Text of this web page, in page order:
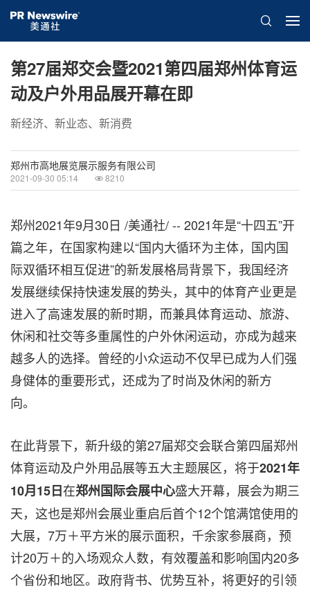
第27届郑交会暨2021第四届郑州体育运
动及户外用品展开幕在即
新经济、新业态、新消费
郑州市高地展览展示服务有限公司
2021-09-30 05:14 8210
郑州2021年9月30日 /美通社/ -- 2021年是“十四五”开
篇之年，在国家构建以“国内大循环为主体，国内国
际双循环相互促进”的新发展格局背景下，我国经济
发展继续保持快速发展的势头，其中的体育产业更是
进入了高速发展的新时期，而兼具体育运动、旅游、
休闲和社交等多重属性的户外休闲运动，亦成为越来
越多人的选择。曾经的小众运动不仅早已成为人们强
身健体的重要形式，还成为了时尚及休闲的新方
向。
在此背景下，新升级的第27届郑交会联合第四届郑州
体育运动及户外用品展等五大主题展区，将于2021年
10月15日在郑州国际会展中心盛大开幕，展会为期三
天，这也是郑州会展业重启后首个12个馆满馆使用的
大展，7万＋平方米的展示面积，千余家参展商，预
计20万＋的入场观众人数，有效覆盖和影响国内20多
个省份和地区。政府背书、优势互补，将更好的引领